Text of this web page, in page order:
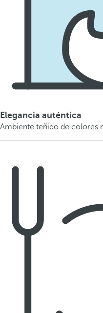
Elegancia auténtica
Ambiente teñido de colores